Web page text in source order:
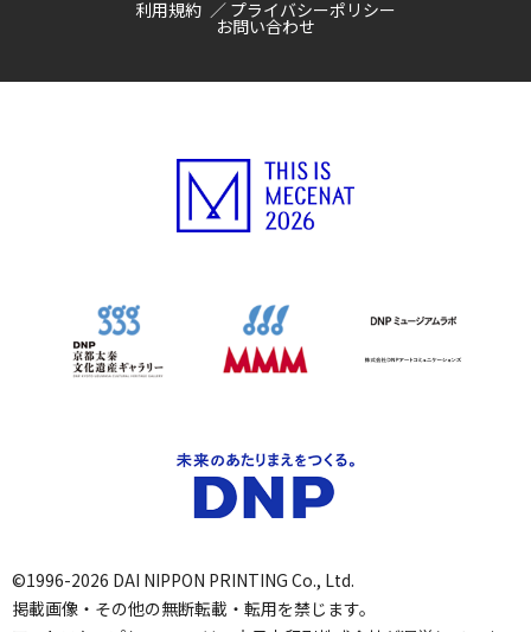
利用規約 プライバシーポリシー
お問い合わせ
©1996-2026 DAI NIPPON PRINTING Co., Ltd.
掲載画像・その他の無断転載・転用を禁じます。